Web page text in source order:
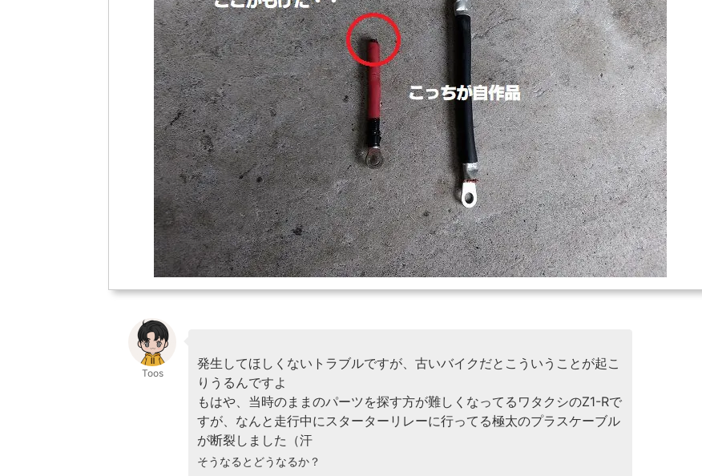
Toos
発生してほしくないトラブルですが、古いバイクだとこういうことが起こ
りうるんですよ
もはや、当時のままのパーツを探す方が難しくなってるワタクシのZ1-Rで
すが、なんと走行中にスターターリレーに行ってる極太のプラスケーブル
が断裂しました（汗
そうなるとどうなるか？